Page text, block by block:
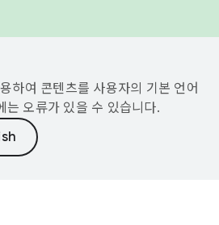
하여 콘텐츠를 사용자의 기본 언어
는 오류가 있을 수 있습니다.